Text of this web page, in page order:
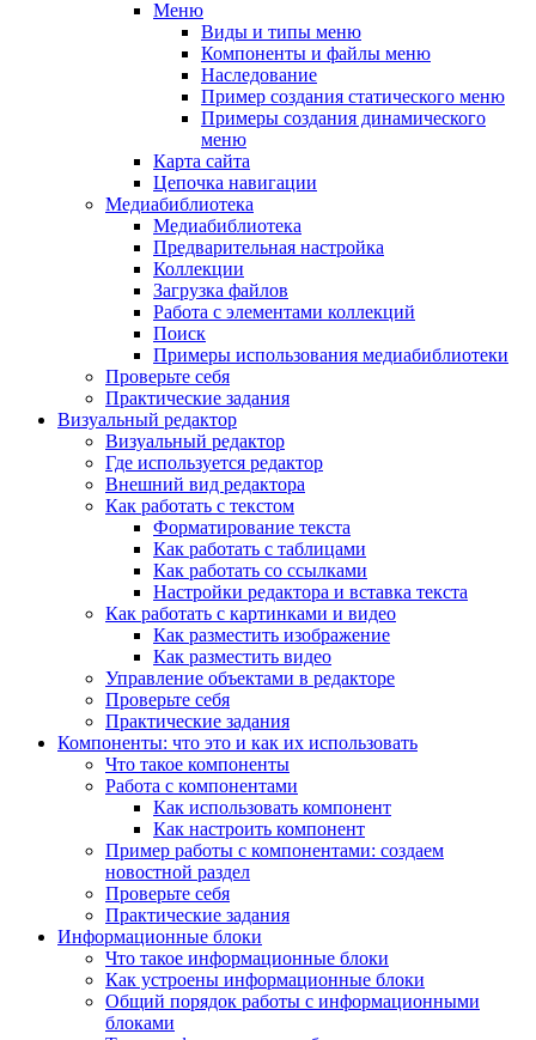
Меню
Виды и типы меню
Компоненты и файлы меню
Наследование
Пример создания статического меню
Примеры создания динамического
меню
Карта сайта
Цепочка навигации
Медиабиблиотека
Медиабиблиотека
Предварительная настройка
Коллекции
Загрузка файлов
Работа с элементами коллекций
Поиск
Примеры использования медиабиблиотеки
Проверьте себя
Практические задания
Визуальный редактор
Визуальный редактор
Где используется редактор
Внешний вид редактора
Как работать с текстом
Форматирование текста
Как работать с таблицами
Как работать со ссылками
Настройки редактора и вставка текста
Как работать с картинками и видео
Как разместить изображение
Как разместить видео
Управление объектами в редакторе
Проверьте себя
Практические задания
Компоненты: что это и как их использовать
Что такое компоненты
Работа с компонентами
Как использовать компонент
Как настроить компонент
Пример работы с компонентами: создаем
новостной раздел
Проверьте себя
Практические задания
Информационные блоки
Что такое информационные блоки
Как устроены информационные блоки
Общий порядок работы с информационными
блоками